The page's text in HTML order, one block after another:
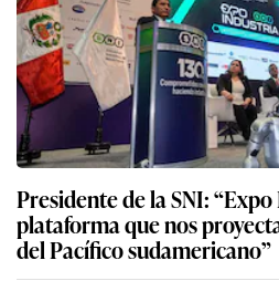
Presidente de la SNI:
plataforma que nos
del Pacífico sudamericano”